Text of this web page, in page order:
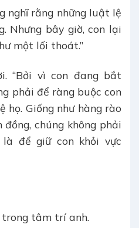
nghĩ rằng những luật lệ
Nhưng bây giờ, con lại
một lối thoát.”
“Bởi vì con đang bắt
phải để ràng buộc con
họ. Giống như hàng rào
chúng không phải
để giữ con khỏi vực
trong tâm trí anh.